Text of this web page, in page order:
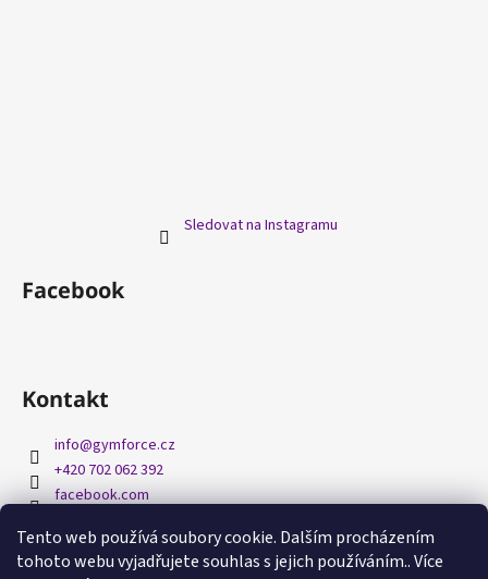
Tento web používá soubory cookie. Dalším procházením
tohoto webu vyjadřujete souhlas s jejich používáním.. Více
Sledovat na Instagramu
Facebook
Kontakt
info@gymforce.cz
+420 702 062 392
facebook.com